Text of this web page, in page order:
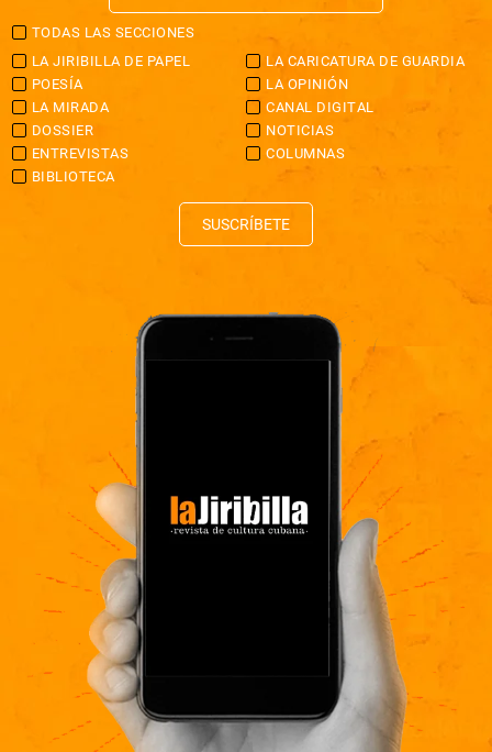
TODAS LAS SECCIONES
LA JIRIBILLA DE PAPEL
LA CARICATURA DE GUARDIA
POESÍA
LA OPINIÓN
LA MIRADA
CANAL DIGITAL
DOSSIER
NOTICIAS
ENTREVISTAS
COLUMNAS
BIBLIOTECA
SUSCRÍBETE